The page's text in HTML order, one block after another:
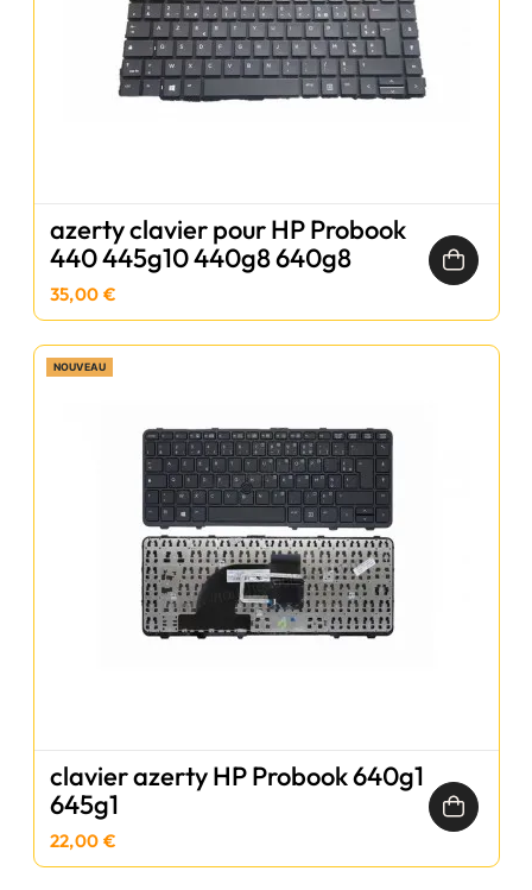
azerty clavier pour HP Probook
440 445g10 440g8 640g8
35,00 €
NOUVEAU
clavier azerty HP Probook 640g1
645g1
22,00 €